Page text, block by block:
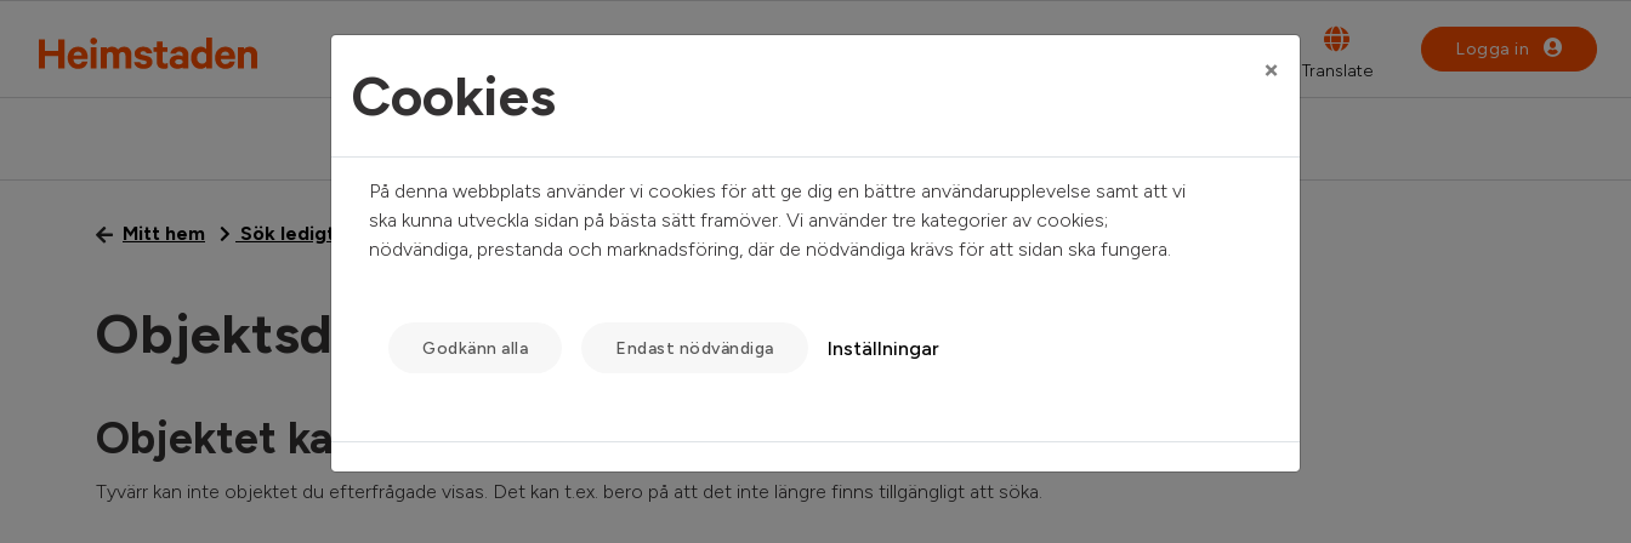
Logga in
Mitt hem Sök ledigt Objektsdetalj
Objektsdetalj
Objektet kan ej visas
Tyvärr kan inte objektet du efterfrågade visas. Det kan t.ex. bero på att det inte längre finns tillgängligt att söka.
Cookies ×
På denna webbplats använder vi cookies för att ge dig en bättre användarupplevelse samt att vi
ska kunna utveckla sidan på bästa sätt framöver. Vi använder tre kategorier av cookies;
nödvändiga, prestanda och marknadsföring, där de nödvändiga krävs för att sidan ska fungera.
Godkänn alla Endast nödvändiga Inställningar